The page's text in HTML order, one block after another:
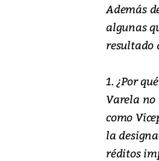
Además
algunas
resultado
1. ¿Por
Varela no
como
la
réditos